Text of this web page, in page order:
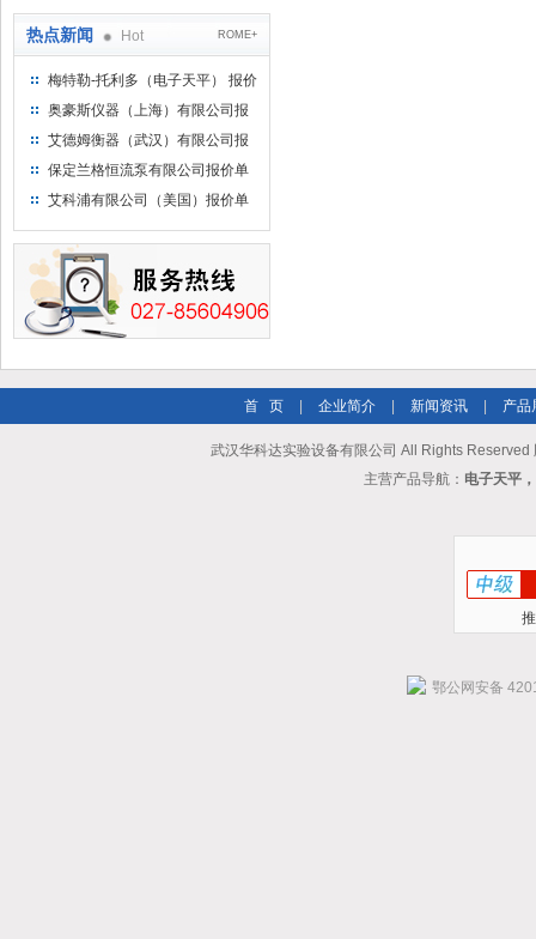
热点新闻 Hot ROME+
梅特勒-托利多（电子天平） 报价
单
奥豪斯仪器（上海）有限公司报
价单
艾德姆衡器（武汉）有限公司报
价单
保定兰格恒流泵有限公司报价单
艾科浦有限公司（美国）报价单
首 页 企业简介 新闻资讯 产品
武汉华科达实验设备有限公司 All Rights Reserved
主营产品导航： 电子天平
鄂公网安备